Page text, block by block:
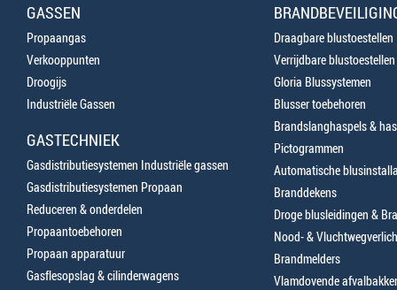
GASSEN
Propaangas
Verkooppunten
Droogijs
Industriële Gassen
GASTECHNIEK
Gasdistributiesystemen Industriële gassen
Gasdistributiesystemen Propaan
Reduceren & onderdelen
Propaantoebehoren
Propaan apparatuur
Gasflesopslag & cilinderwagens
Draagbare blustoestellen
Verrijdbare blustoestellen
Gloria Blussystemen
Blusser toebehoren
Brandslanghaspels &
Pictogrammen
Automatische
Branddekens
Droge blusleidingen &
Nood- &
Brandmelders
Vlamdovende